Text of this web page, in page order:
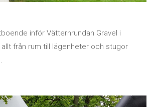
inför Vätternrundan Gravel i
från rum till lägenheter och stugor